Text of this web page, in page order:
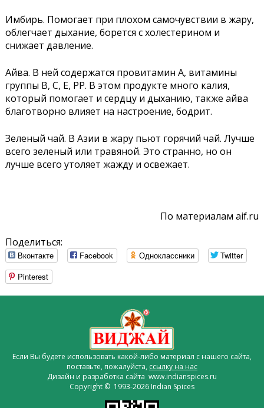
Имбирь. Помогает при плохом самочувствии в жару,
облегчает дыхание, борется с холестерином и
снижает давление.
Айва. В ней содержатся провитамин А, витамины
группы В, С, Е, РР. В этом продукте много калия,
который помогает и сердцу и дыханию, также айва
благотворно влияет на настроение, бодрит.
Зеленый чай. В Азии в жару пьют горячий чай. Лучше
всего зеленый или травяной. Это странно, но он
лучше всего утоляет жажду и освежает.
По материалам aif.ru
Поделиться:
Вконтакте Facebook Одноклассники
Twitter
Pinterest
Если Вы будете использовать какой-либо материал с нашего сайта,
поставьте, пожалуйста, ссылку на нас
Дизайн и разработка сайта www.indianspices.ru
Copyright © 1993-2026 Indian Spices